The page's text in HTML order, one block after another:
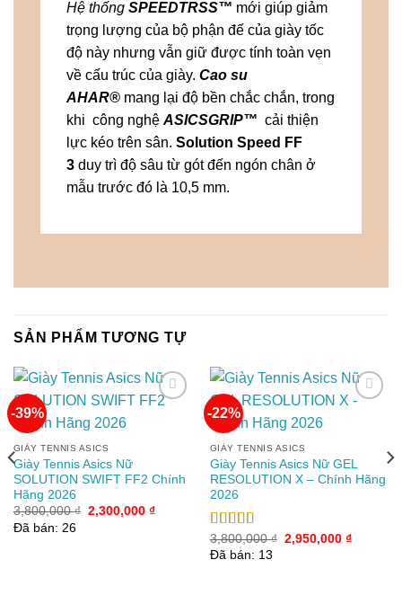
Hệ thốngSPEEDTRSS™ mới giúp giảm
trọng lượng của bộ phận đế của giày tốc
độ này nhưng vẫn giữ được tính toàn vẹn
về cấu trúc của giày. Cao su
AHAR®mang lại độ bền chắc chắn, trong
khi công nghệ ASICSGRIP™ cải thiện
lực kéo trên sân. Solution Speed ​​FF
3 duy trì độ sâu từ gót đến ngón chân ở
mẫu trước đó là 10,5 mm.
SẢN PHẨM TƯƠNG TỰ
-39%
GIÀY TENNIS ASICS
Giày Tennis Asics Nữ
SOLUTION SWIFT FF2 Chính
Hãng 2026
3,800,000₫ Giá
2,300,000 ₫Giá
2,300,000 ₫.
Đã bán: 26
-22%
GIÀY TENNIS ASICS
Giày Tennis Asics Nữ GEL
RESOLUTION X – Chính Hãng
2026
Được xếp
hạng5.005
3,800,000₫ Giá
2,950,000 ₫Giá
Đã bán: 13